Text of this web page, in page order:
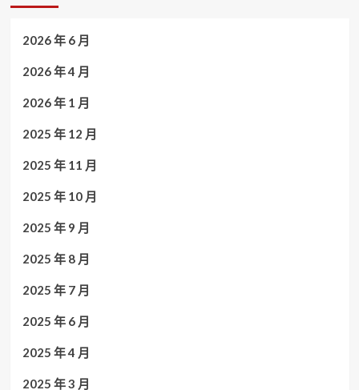
2026 年 6 月
2026 年 4 月
2026 年 1 月
2025 年 12 月
2025 年 11 月
2025 年 10 月
2025 年 9 月
2025 年 8 月
2025 年 7 月
2025 年 6 月
2025 年 4 月
2025 年 3 月